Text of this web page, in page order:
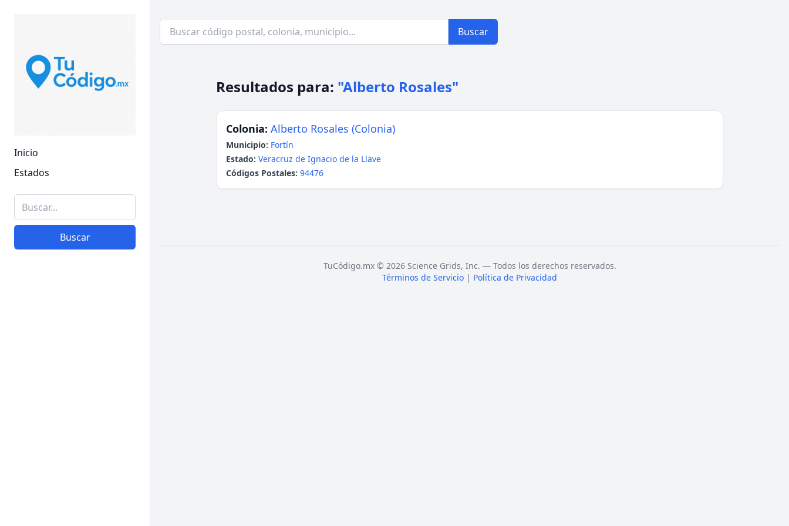
Inicio
Estados
Buscar
Buscar
Resultados para: "Alberto Rosales"
Colonia: Alberto Rosales (Colonia)
Municipio: Fortín
Estado: Veracruz de Ignacio de la Llave
Códigos Postales: 94476
TuCódigo.mx © 2026 Science Grids, Inc. — Todos los derechos reservados.
Términos de Servicio | Política de Privacidad